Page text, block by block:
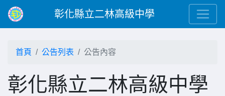
彰化縣立二林高級中學
首頁 公告列表 公告內容
彰化縣立二林高級中學